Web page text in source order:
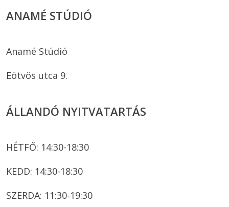
ANAMÉ STÚDIÓ
Anamé Stúdió
Eötvös utca 9.
ÁLLANDÓ NYITVATARTÁS
HÉTFŐ: 14:30-18:30
KEDD: 14:30-18:30
SZERDA: 11:30-19:30